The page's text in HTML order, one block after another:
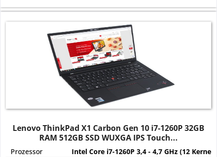
Lenovo ThinkPad X1 Carbon Gen 10 i7-1260P 32GB
RAM 512GB SSD WUXGA IPS Touch...
Prozessor
Intel Core i7-1260P 3,4 - 4,7 GHz (12 Kerne)